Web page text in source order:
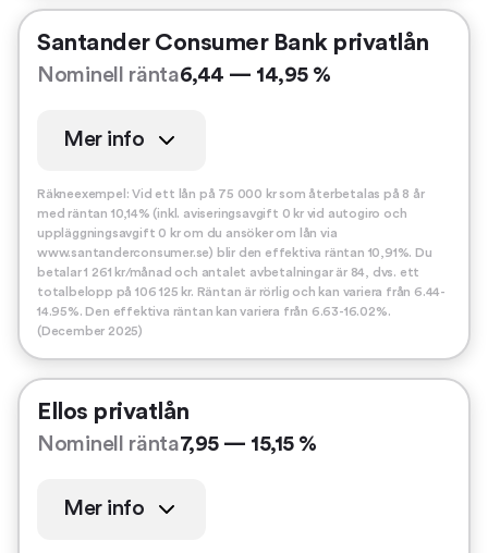
Santander Consumer Bank privatlån
Nominell ränta6,44 — 14,95 %
Mer info
Räkneexempel: Vid ett lån på 75 000 kr som återbetalas på 8 år
med räntan 10,14% (inkl. aviseringsavgift 0 kr vid autogiro och
uppläggningsavgift 0 kr om du ansöker om lån via
www.santanderconsumer.se) blir den effektiva räntan 10,91%. Du
betalar 1 261 kr/månad och antalet avbetalningar är 84, dvs. ett
totalbelopp på 106 125 kr. Räntan är rörlig och kan variera från 6.44-
14.95%. Den effektiva räntan kan variera från 6.63-16.02%.
(December 2025)
Ellos privatlån
Nominell ränta7,95 — 15,15 %
Mer info